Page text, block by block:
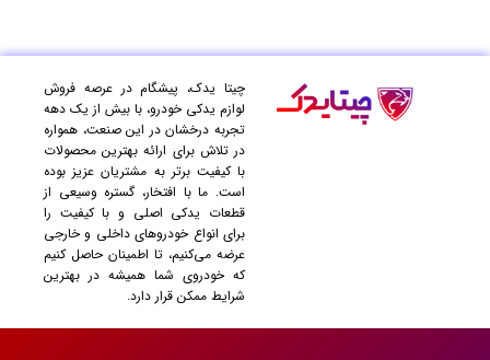
چیتا یدک، پیشگام در عرصه فروش
لوازم یدکی خودرو، با بیش از یک دهه
تجربه درخشان در این صنعت، همواره
در تلاش برای ارائه بهترین محصولات
با کیفیت برتر به مشتریان عزیز بوده
است. ما با افتخار، گستره وسیعی از
قطعات یدکی اصلی و با کیفیت را
برای انواع خودروهای داخلی و خارجی
عرضه می‌کنیم، تا اطمینان حاصل کنیم
که خودروی شما همیشه در بهترین
شرایط ممکن قرار دارد.